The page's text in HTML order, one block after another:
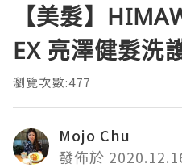
【美髮】
EX 亮澤健髮洗
瀏覽次數:477
Mojo Chu
發佈於